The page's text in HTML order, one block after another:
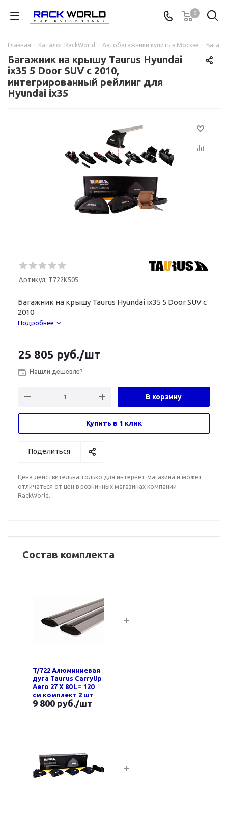
0
Главная - Каталог RackWorld - Автобагажники купить в Москве -
Багажник на крышу Taurus Hyundai
ix35 5 Door SUV с 2010,
интегрированный рейлинг для
Hyundai ix35
Артикул: T722K505
Багажник на крышу Taurus Hyundai ix35 5 Door SUV с
2010
Подробнее
25 805 руб./шт
Нашли дешевле?
В корзину
Купить в 1 клик
Поделиться
Цена действительна только для интернет-магазина и может
отличаться от цен в розничных магазинах компании
RackWorld.
Состав комплекта
T/722 Алюминиевая
дуга Taurus CarryUp
Aero 27 Х 80 L= 120
см комплект 2 шт
9 800 руб./шт